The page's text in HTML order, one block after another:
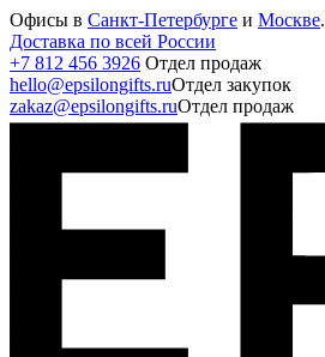
Офисы в Санкт-Петербурге и Москве.
Доставка по всей России
+7 812 456 3926 Отдел продаж
hello@epsilongifts.ruОтдел закупок
zakaz@epsilongifts.ruОтдел продаж